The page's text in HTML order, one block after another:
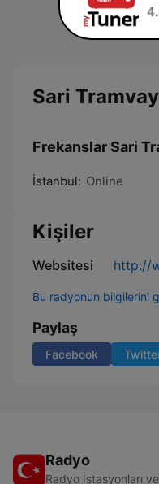
Sari Tramvay
Frekanslar Sari
İstanbul: Online
Kişiler
Websitesi http://
Bu radyonun bilgilerini
Paylaş
Facebook
Radyo
Radyo İstasyonları